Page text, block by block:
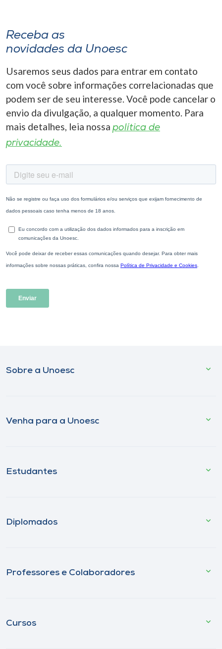
Receba as
novidades da Unoesc
Usaremos seus dados para entrar em contato
com você sobre informações correlacionadas que
podem ser de seu interesse. Você pode cancelar o
envio da divulgação, a qualquer momento. Para
mais detalhes, leia nossa política de
privacidade.
Sobre a Unoesc
Venha para a Unoesc
Estudantes
Diplomados
Professores e Colaboradores
Cursos